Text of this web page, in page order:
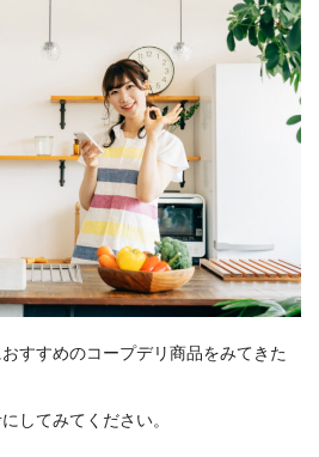
すすめのコープデリ商品をみてきた
してみてください。